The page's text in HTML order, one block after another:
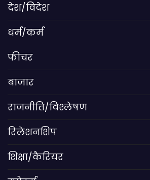
देश/विदेश
धर्म/कर्म
फीचर
बाजार
राजनीति/विश्लेषण
रिलेशनशिप
शिक्षा/कैरियर